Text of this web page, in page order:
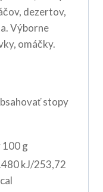
dezertov,
Výborne
omáčky.
stopy
100 g
kJ/253,72